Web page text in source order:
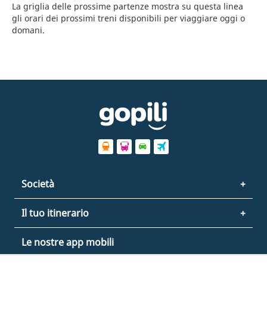
La griglia delle prossime partenze mostra su questa linea
gli orari dei prossimi treni disponibili per viaggiare oggi o
domani.
Società
Il tuo itinerario
Le nostre app mobili